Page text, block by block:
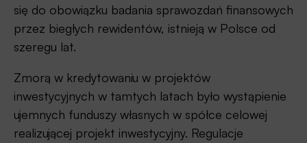
się do obowiązku badania sprawozdań finansowych
przez biegłych rewidentów, istnieją w Polsce od
szeregu lat.
Zmorą w kredytowaniu w projektów
inwestycyjnych w tamtych latach było wystąpienie
ujemnych funduszy własnych w spółce celowej
realizującej projekt inwestycyjny. Regulacje